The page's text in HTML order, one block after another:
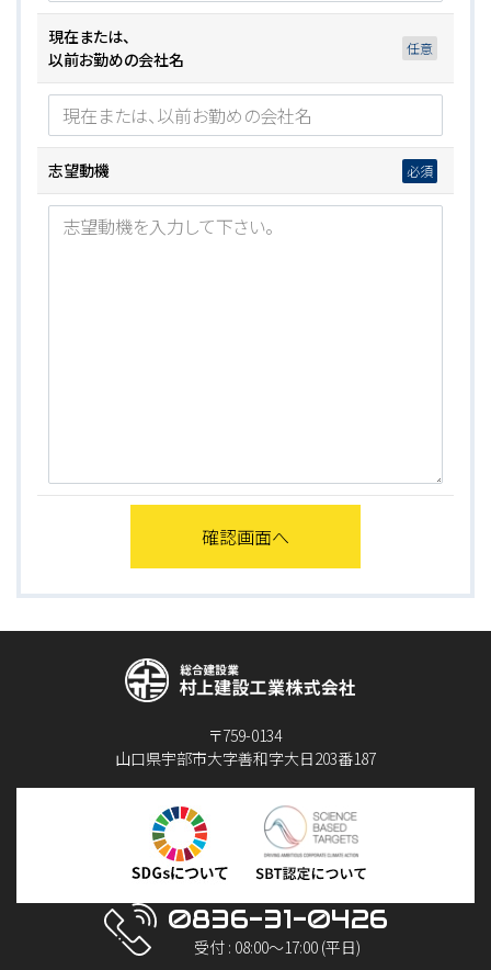
現在または、
以前お勤めの会社名
志望動機
〒759-0134
山口県宇部市大字善和字大日203番187
0836-31-0426
受付 : 08:00～17:00 (平日)